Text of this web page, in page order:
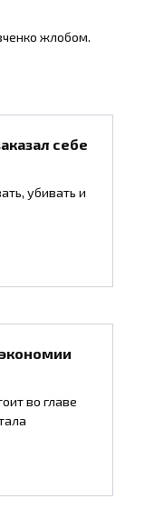
жлобом.
себе
убивать и
во главе